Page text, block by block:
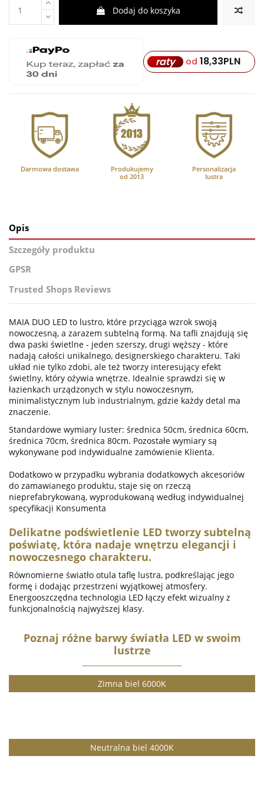
Dodaj do koszyka
raty od 18,33PLN
Darmowa dostawa
Produkujemy
od 2013
Personalizacja
lustra
Opis
Szczegóły produktu
GPSR
Trusted Shops Reviews
MAIA DUO LED to lustro, które przyciąga wzrok swoją
nowoczesną, a zarazem subtelną formą. Na tafli znajdują się
dwa paski świetlne - jeden szerszy, drugi węższy - które
nadają całości unikalnego, designerskiego charakteru. Taki
układ nie tylko zdobi, ale też tworzy interesujący efekt
świetlny, który ożywia wnętrze. Idealnie sprawdzi się w
łazienkach urządzonych w stylu nowoczesnym,
minimalistycznym lub industrialnym, gdzie każdy detal ma
znaczenie.
Standardowe wymiary luster: średnica 50cm, średnica 60cm,
średnica 70cm, średnica 80cm. Pozostałe wymiary są
wykonywane pod indywidualne zamówienie Klienta.
Dodatkowo w przypadku wybrania dodatkowych akcesoriów
do zamawianego produktu, staje się on rzeczą
nieprefabrykowaną, wyprodukowaną według indywidualnej
specyfikacji Konsumenta
Delikatne podświetlenie LED tworzy subtelną
poświatę, która nadaje wnętrzu elegancji i
nowoczesnego charakteru.
Równomierne światło otula taflę lustra, podkreślając jego
formę i dodając przestrzeni wyjątkowej atmosfery.
Energooszczędna technologia LED łączy efekt wizualny z
funkcjonalnością najwyższej klasy.
Poznaj różne barwy światła LED w swoim
lustrze
Zimna biel 6000K
Neutralna biel 4000K